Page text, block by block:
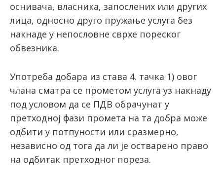
оснивача, власника, запослених или других
лица, односно друго пружање услуга без
накнаде у непословне сврхе пореског
обвезника.
Употреба добара из става 4. тачка 1) овог
члана сматра се прометом услуга уз накнаду
под условом да се ПДВ обрачунат у
претходној фази промета на та добра може
одбити у потпуности или сразмерно,
независно од тога да ли је остварено право
на одбитак претходног пореза.